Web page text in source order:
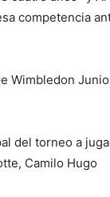
competencia
Wimbledon
del torneo a
Camilo Hugo